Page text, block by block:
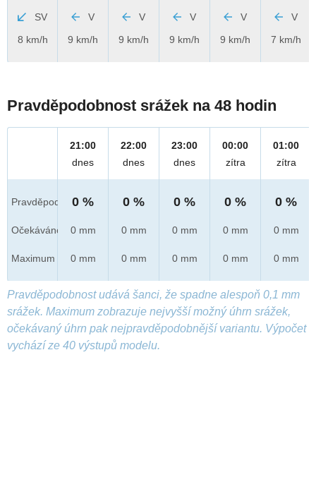
SV
8 km/h
V
9 km/h
V
9 km/h
V
9 km/h
V
9 km/h
V
7 km/h
Pravděpodobnost srážek na 48 hodin
Pravděpod.
Očekáváno
Maximum
21:00
dnes
0 %
0 mm
0 mm
22:00
dnes
0 %
0 mm
0 mm
23:00
dnes
0 %
0 mm
0 mm
00:00
zítra
0 %
0 mm
0 mm
01:00
zítra
0 %
0 mm
0 mm
Pravděpodobnost udává šanci, že spadne alespoň 0,1 mm
srážek. Maximum zobrazuje nejvyšší možný úhrn srážek,
očekávaný úhrn pak nejpravděpodobnější variantu. Výpočet
vychází ze 40 výstupů modelu.